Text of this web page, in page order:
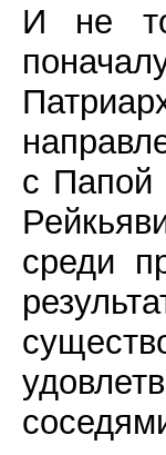
И не
с Папой
среди